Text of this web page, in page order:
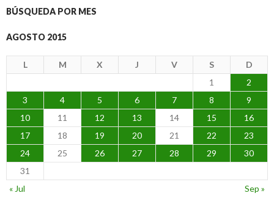
BÚSQUEDA POR MES
AGOSTO 2015
L M X J V S
D
1
2
3
4 5 6 7 8
9
10
11 12 13 14 15
16
17
18 19 20 21 22
23
24
25 26 27 28 29
30
31
« Jul
Sep »